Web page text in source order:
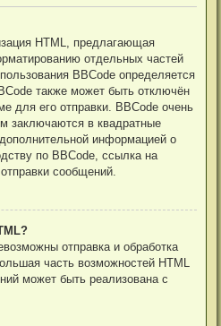
HTML, предлагающая
отдельных частей
BBCode определяется
также может быть отключён
для его отправки. BBCode очень
заключаются в квадратные
информацией о
по BBCode, ссылка на
сообщений.
отправка и обработка
часть возможностей HTML
может быть реализована с